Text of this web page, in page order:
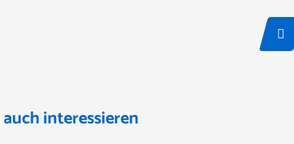
interessieren